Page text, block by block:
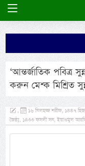
‘আন্তর্জাতিক পবিত্র
করুন মেশ্ক মিশ্রিত
,
১৬ যিলহজ্জ শরীফ, ১৪৪৭
জৈষ্ঠ্য, ১৪৩৩ ফসলী সন, ইয়াওমুল